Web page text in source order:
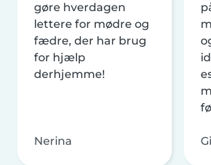
gøre hverdagen
lettere for mødre og
fædre, der har brug
for hjælp
derhjemme!
Nerina